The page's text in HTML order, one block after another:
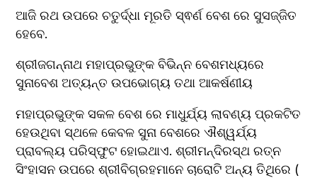
ଆଜି ରଥ ଉପରେ ଚତୁର୍ଦ୍ଧା ମୂରତି ସ୍ଵର୍ଣ ବେଶ ରେ ସୁସଜ୍ଜିତ
ହେବେ.
ଶ୍ରୀଜଗନ୍ନାଥ ମହାପ୍ରଭୁଙ୍କ ବିଭିନ୍ନ ବେଶମଧ୍ୟରେ
ସୁନାବେଶ ଅତ୍ୟନ୍ତ ଉପଭୋଗ୍ୟ ତଥା ଆକର୍ଷଣୀୟ
ମହାପ୍ରଭୁଙ୍କ ସକଳ ବେଶ ରେ ମାଧୁର୍ଯ୍ୟ ଲାବଣ୍ୟ ପ୍ରକଟିତ
ହେଉଥିବା ସ୍ଥଳେ କେବଳ ସୁନା ବେଶରେ ଐଶ୍ୱର୍ଯ୍ୟ
ପ୍ରାବଲ୍ୟ ପରିସ୍ଫୁଟ ହୋଇଥାଏ. ଶ୍ରୀମନ୍ଦିରସ୍ଥ ରତ୍ନ
ସିଂହାସନ ଉପରେ ଶ୍ରୀବିଗ୍ରହମାନେ ଚାରୋଟି ଅନ୍ୟ ତିଥିରେ (